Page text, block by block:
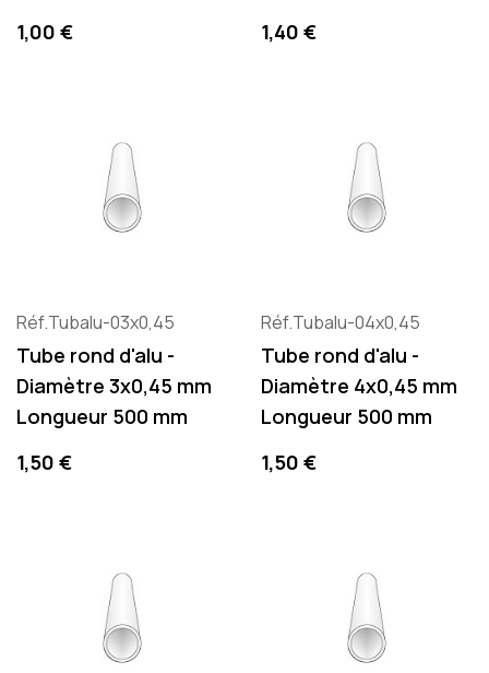
Precio
1,00 €
Precio
1,40 €
Réf.Tubalu-03x0,45
Tube rond d'alu -
Diamètre 3x0,45 mm
Longueur 500 mm
Precio
1,50 €
Réf.Tubalu-04x0,45
Tube rond d'alu -
Diamètre 4x0,45 mm
Longueur 500 mm
Precio
1,50 €